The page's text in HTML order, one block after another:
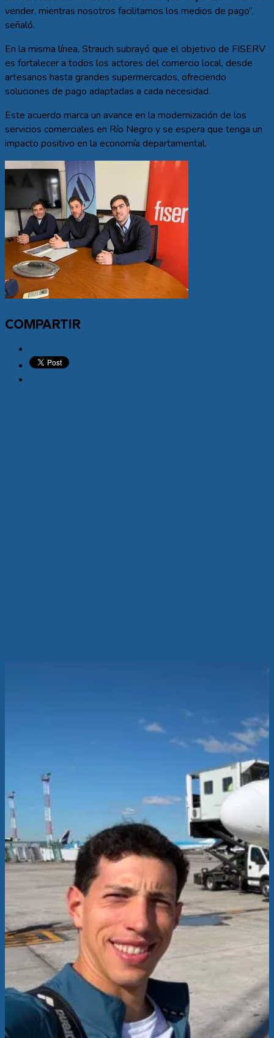
vender, mientras nosotros facilitamos los medios de pago”,
señaló.
En la misma línea, Strauch subrayó que el objetivo de FISERV
es fortalecer a todos los actores del comercio local, desde
artesanos hasta grandes supermercados, ofreciendo
soluciones de pago adaptadas a cada necesidad.
Este acuerdo marca un avance en la modernización de los
servicios comerciales en Río Negro y se espera que tenga un
impacto positivo en la economía departamental.
COMPARTIR